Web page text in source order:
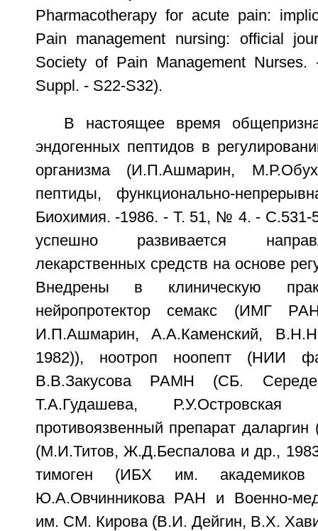
Pharmacotherapy for acute pain:
Pain management nursing: official
Society of Pain Management
Suppl. - S22-S32).
В настоящее время
эндогенных пептидов в
организма (И.П.Ашмарин,
пептиды, функционально-
Биохимия. -1986. - Т. 51, № 4. - С.531-
успешно развивается
лекарственных средств на основе
Внедрены в клиническую
нейропротектор семакс (ИМГ
И.П.Ашмарин, А.А.Каменский,
1982)), ноотроп ноопепт (НИИ
В.В.Закусова РАМН (СБ.
Т.А.Гудашева,
противоязвенный препарат
(М.И.Титов, Ж.Д.Беспалова и др.,
тимоген (ИБХ им.
Ю.А.Овчинникова РАН и Военно-
им. СМ. Кирова (В.И. Дейгин, В.Х.